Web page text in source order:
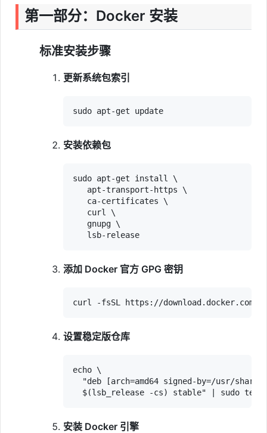
第一部分：Docker 安装
标准安装步骤
更新系统包索引
安装依赖包
sudo apt-get install \
   apt-transport-https \
   ca-certificates \
   curl \
   gnupg \
添加 Docker 官方 GPG 密钥
设置稳定版仓库
echo \
"deb [arch=amd64 signed-by=/usr/
安装 Docker 引擎